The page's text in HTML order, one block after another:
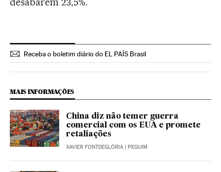
Receba o boletim diário do EL PAÍS Brasil
MAIS INFORMAÇÕES
China diz não temer guerra
comercial com os EUA e promete
retaliações
XAVIER FONTDEGLÒRIA | PEQUIM